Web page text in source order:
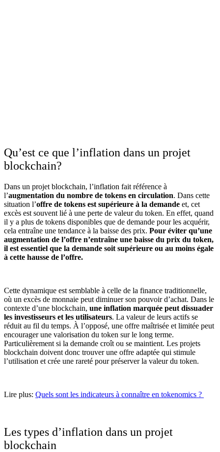
Qu’est ce que l’inflation dans un projet
blockchain?
Dans un projet blockchain, l’inflation fait référence à
l’augmentation du nombre de tokens en circulation. Dans cette
situation l’offre de tokens est supérieure à la demande et, cet
excès est souvent lié à une perte de valeur du token. En effet, quand
il y a plus de tokens disponibles que de demande pour les acquérir,
cela entraîne une tendance à la baisse des prix. Pour éviter qu’une
augmentation de l’offre n’entraîne une baisse du prix du token,
il est essentiel que la demande soit supérieure ou au moins égale
à cette hausse de l’offre.
Cette dynamique est semblable à celle de la finance traditionnelle,
où un excès de monnaie peut diminuer son pouvoir d’achat. Dans le
contexte d’une blockchain, une inflation marquée peut dissuader
les investisseurs et les utilisateurs. La valeur de leurs actifs se
réduit au fil du temps. À l’opposé, une offre maîtrisée et limitée peut
encourager une valorisation du token sur le long terme.
Particulièrement si la demande croît ou se maintient. Les projets
blockchain doivent donc trouver une offre adaptée qui stimule
l’utilisation et crée une rareté pour préserver la valeur du token.
Lire plus: Quels sont les indicateurs à connaître en tokenomics ?
Les types d’inflation dans un projet
blockchain